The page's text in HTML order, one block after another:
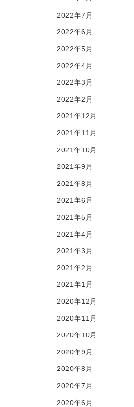
2022年7月
2022年6月
2022年5月
2022年4月
2022年3月
2022年2月
2021年12月
2021年11月
2021年10月
2021年9月
2021年8月
2021年6月
2021年5月
2021年4月
2021年3月
2021年2月
2021年1月
2020年12月
2020年11月
2020年10月
2020年9月
2020年8月
2020年7月
2020年6月